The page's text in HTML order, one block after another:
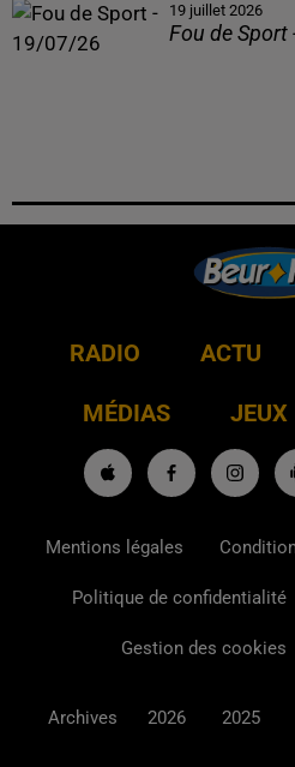
19 juillet 2026
Fou de
RADIO ACTU
MÉDIAS JEUX
Mentions légales
Politique de confidentialité
Gestion des cookies
Archives 2026 2025